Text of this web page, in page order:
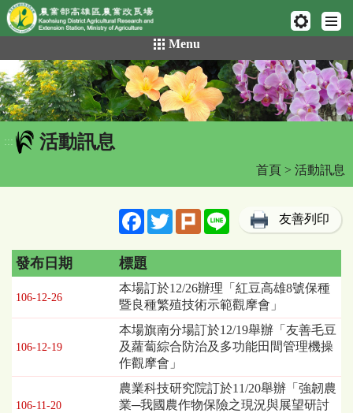
網頁置頂
到
主
要
內
容
區
Menu
::: 活動訊息
首頁 > 活動訊息
FacebookTwitterPlurk Line 友善列印
動
訊
列
位
發布日期 標題
106-12-26
本場訂於12/26辦理「紅豆高雄8號保種
暨良種繁殖技術示範觀摩會」
106-12-19
本場旗南分場訂於12/19舉辦「友善毛豆
及蘿蔔綜合防治及多功能田間管理機操
作觀摩會」
106-11-20
農業科技研究院訂於11/20舉辦「強韌農
業─我國農作物保險之現況與展望研討